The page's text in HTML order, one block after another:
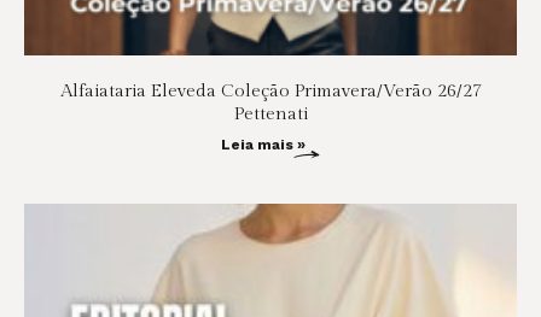
Alfaiataria Eleveda Coleção Primavera/Verão 26/27
Pettenati
Leia mais »